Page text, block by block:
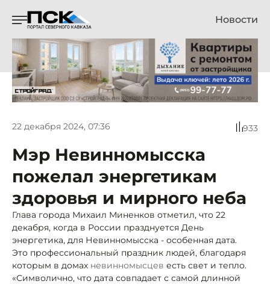
Новости
22 декабря 2024, 07:36 933
Мэр Невинномысска
пожелал энергетикам
здоровья и мирного неба
Глава города Михаил Миненков отметил, что 22
декабря, когда в России празднуется День
энергетика, для Невинномысска - особенная дата.
Это профессиональный праздник людей, благодаря
которым в домах невинномысцев есть свет и тепло.
«Символично, что дата совпадает с самой длинной